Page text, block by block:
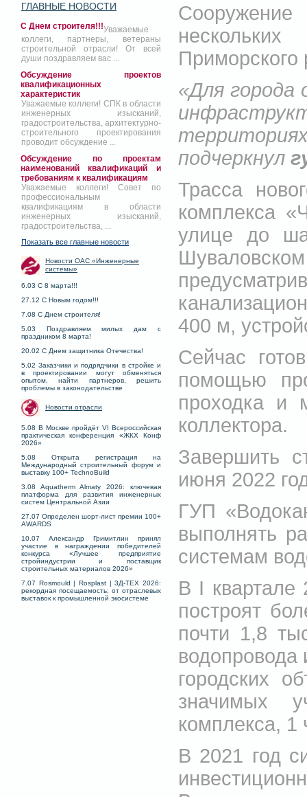
ГЛАВНЫЕ НОВОСТИ
С Днем строителя!!!Уважаемые
коллеги, партнеры, ветераны
строительной отрасли! От всей
души поздравляем вас ...
Обсуждение проектов
квалификационных
характеристик
Уважаемые коллеги! СПК в области
инженерных изысканий,
градостроительства, архитектурно-
строительного проектирования
проводит обсуждение ...
Обсуждение по проектам
наименований квалификаций и
требованиям к квалификациям
Уважаемые коллеги! Совет по
профессиональным
квалификациям в области
инженерных изысканий,
градостроительства, ...
Показать все главные новости
Новости ОАС «Инженерные
системы»
6.03 С 8 марта!!!
27.12 С Новым годом!!!
7.08 С Днем строителя!
5.03 Поздравляем милых дам с
праздником 8 марта!
20.02 С Днем защитника Отечества!
5.02 Заказчики и подрядчики в стройке и
в проектировании могут обменяться
опытом, найти партнеров, решить
проблемы в законодательстве
Новости отрасли
5.08 В Москве пройдёт VI Всероссийская
практическая конференция «ЖКХ Конф
2026»
5.08 Открыта регистрация на
Международный строительный форум и
выставку 100+ TechnoBuild
3.08 Aquatherm Almaty 2026: ключевая
платформа для развития инженерных
систем Центральной Азии
27.07 Определен шорт-лист премии 100+
AWARDS
10.07 Александр Гримитлин принял
участие в награждении победителей
конкурса «Лучшее предприятие
стройиндустрии и поставщик
строительных материалов 2026»
7.07 Rosmould | Rosplast | 3Д-ТЕХ 2026:
рекордная посещаемость; от отраслевых
выставок к промышленной экосистеме
Сооружение
Приморского
«Для города
подчеркнул
Трасса
комплекса
улице до
400 м,
Сейчас
помощью
проходка и
коллектора.
Завершить
июня 2022
ГУП
выполнять
системам
В I квартале
построят
почти 1,8
водопровода
городских
значимых
комплекса,
В 2021 год